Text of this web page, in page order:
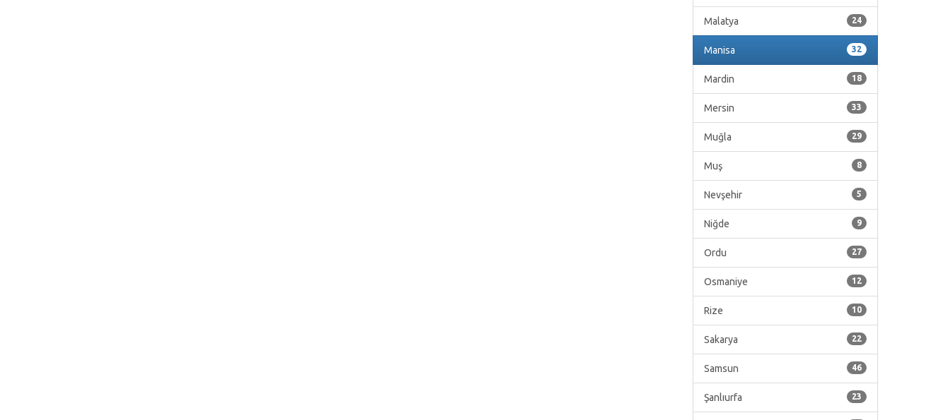
24
Malatya
32
Manisa
18
Mardin
33
Mersin
29
Muğla
8
Muş
5
Nevşehir
9
Niğde
27
Ordu
12
Osmaniye
10
Rize
22
Sakarya
46
Samsun
23
Şanlıurfa